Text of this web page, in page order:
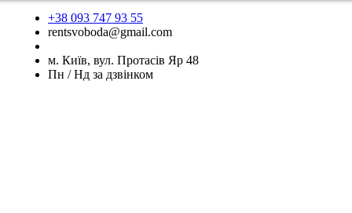
+38 093 747 93 55
rentsvoboda@gmail.com
м. Київ, вул. Протасів Яр 48
Пн / Нд за дзвінком